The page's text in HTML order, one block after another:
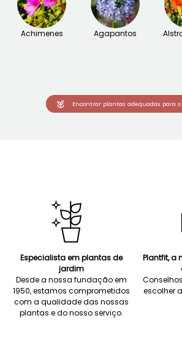
Achimenes Agapantos
Encontrar plantas adequadas para
Especialista em plantas de
jardim
Desde a nossa fundação em
1950, estamos comprometidos
com a qualidade das nossas
plantas e do nosso serviço.
Plantfit, a
escolher